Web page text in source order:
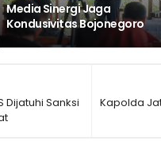
Media Sinergi Jaga
Kondusivitas Bojonegoro
Kapolda
Dijatuhi Sanksi